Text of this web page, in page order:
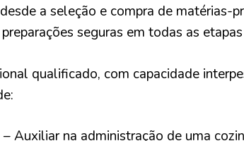
a seleção e compra de matérias-
seguras em todas as
qualificado, com capacidade
– Auxiliar na administração de uma